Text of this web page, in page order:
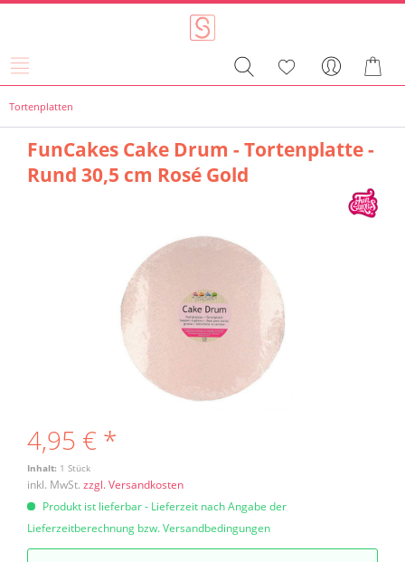
Tortenplatten
FunCakes Cake Drum - Tortenplatte -
Rund 30,5 cm Rosé Gold
4,95 € *
Inhalt: 1 Stück
inkl. MwSt. zzgl. Versandkosten
Produkt ist lieferbar - Lieferzeit nach Angabe der
Lieferzeitberechnung bzw. Versandbedingungen